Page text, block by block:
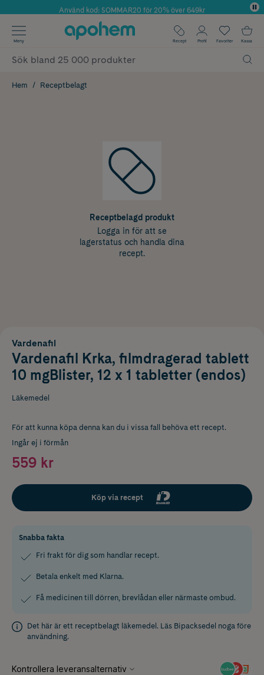
Årets Butik 2025 inom Skönhet
Använd kod: SOMMAR20 för 20% över 649kr
✓ Fri frakt
✓ Poäng på alla köp*
Meny Recept Profil Favoriter Kassa
Hem Receptbelagt
Receptbelagd produkt
Logga in för att se
lagerstatus och handla dina
recept.
Vardenafil
Vardenafil Krka, filmdragerad tablett
10 mgBlister, 12 x 1 tabletter (endos)
Läkemedel
För att kunna köpa denna kan du i vissa fall behöva ett recept.
Ingår ej i förmån
559 kr
Köp via recept
Snabba fakta
Fri frakt för dig som handlar recept.
Betala enkelt med Klarna.
Få medicinen till dörren, brevlådan eller närmaste ombud.
Det här är ett receptbelagt läkemedel. Läs Bipacksedel noga före
användning.